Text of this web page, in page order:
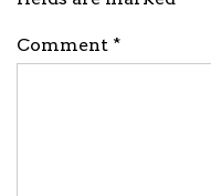
Comment *